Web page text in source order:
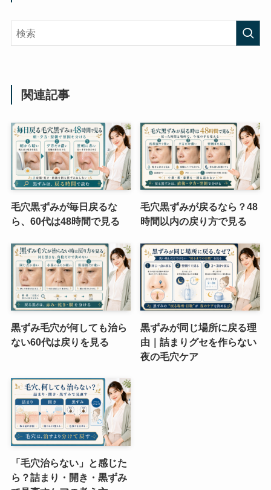
関連記事
毛穴黒ずみが毎日戻るな
ら、60代は48時間で見る
毛穴黒ずみが戻るなら？48
時間以内の戻り方で見る
黒ずみ毛穴が何しても治ら
ない60代は戻りを見る
黒ずみが同じ場所に戻る理
由｜詰まりグセを作らない
夜の毛穴ケア
「毛穴治らない」と感じた
ら？詰まり・開き・黒ずみ